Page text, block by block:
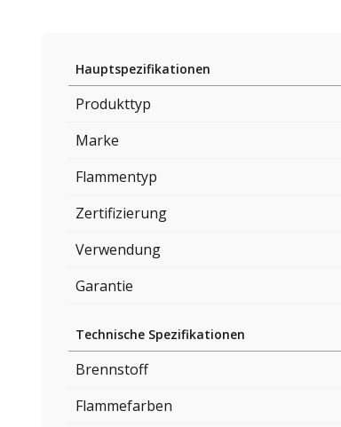
Hauptspezifikationen
Produkttyp
Marke
Flammentyp
Zertifizierung
Verwendung
Garantie
Technische Spezifikationen
Brennstoff
Flammefarben